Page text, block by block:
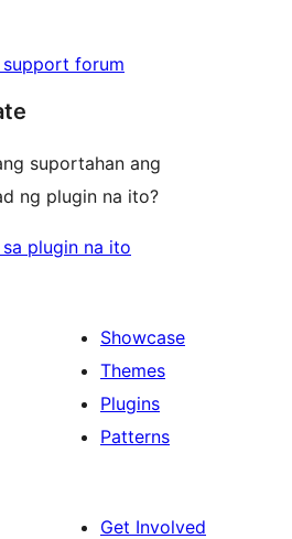
support forum
suportahan ang
ng plugin na ito?
plugin na ito
Showcase
Themes
Plugins
Patterns
Get Involved